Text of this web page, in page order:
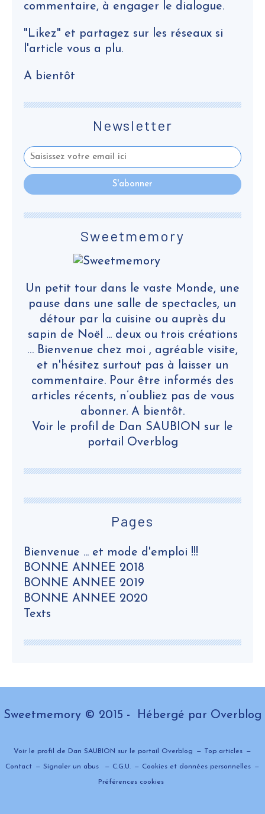
Newsletter
Pages
Bienvenue ... et mode d'emploi !!!
BONNE ANNEE 2018
BONNE ANNEE 2019
BONNE ANNEE 2020
Texts
Sweetmemory
Un petit tour dans le vaste Monde, une
pause dans une salle de spectacles, un
détour par la cuisine ou auprès du
sapin de Noël ... deux ou trois créations
… Bienvenue chez moi , agréable visite,
et n'hésitez surtout pas à laisser un
commentaire. Pour être informés des
articles récents, n’oubliez pas de vous
abonner. A bientôt.
Voir le profil de Dan SAUBION sur le
portail Overblog
commentaire, à engager le dialogue.
"Likez" et partagez sur les réseaux si
l'article vous a plu.
A bientôt
Sweetmemory © 2015 - Hébergé par Overblog
Voir le profil de Dan SAUBION sur le portail Overblog Top articles
Contact Signaler un abus C.G.U. Cookies et données personnelles
Préférences cookies